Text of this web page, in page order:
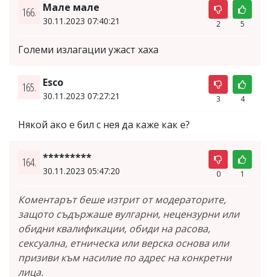
166. Мале мале
30.11.2023 07:40:21 2 5
Големи излагации ужаст хаха
165. Esco
30.11.2023 07:27:21 3 4
Някой ако е бил с нея да каже как е?
164. *********
30.11.2023 05:47:20 0 1
Коментарът беше изтрит от модераторите,
защото съдържаше вулгарни, нецензурни или
обидни квалификации, обиди на расова,
сексуална, етническа или верска основа или
призиви към насилие по адрес на конкретни
лица.